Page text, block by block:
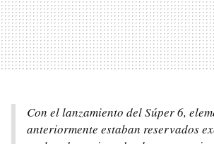
Con el lanzamiento del Súper 6,
anteriormente estaban reservados